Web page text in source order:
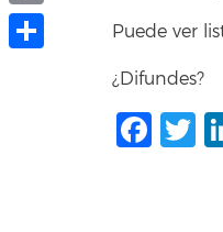
Puede ver
¿Difundes?
Copy